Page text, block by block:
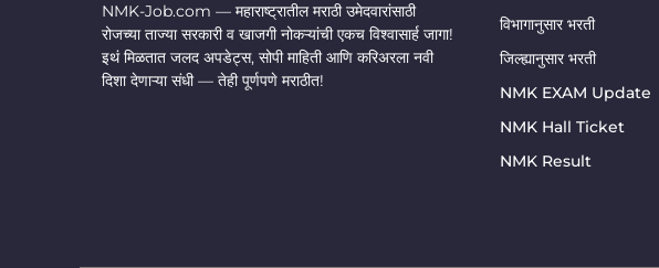
NMK-Job.com — महाराष्ट्रातील मराठी उमेदवारांसाठी
रोजच्या ताज्या सरकारी व खाजगी नोकऱ्यांची एकच विश्वासार्ह जागा!
इथं मिळतात जलद अपडेट्स, सोपी माहिती आणि करिअरला नवी
दिशा देणाऱ्या संधी — तेही पूर्णपणे मराठीत!
विभागानुसार भरती
जिल्ह्यानुसार भरती
NMK EXAM Update
NMK Hall Ticket
NMK Result